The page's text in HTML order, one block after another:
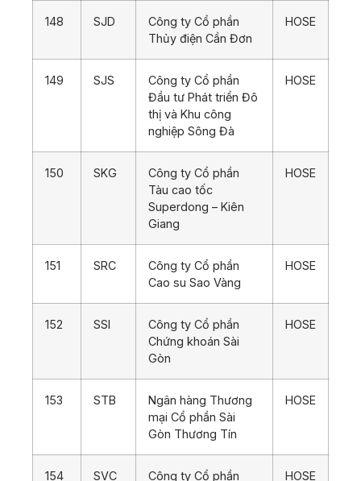
148 SJD
Công ty Cổ phần
Thủy điện Cần Đơn
HOSE
149 SJS
Công ty Cổ phần
Đầu tư Phát triển Đô
thị và Khu công
nghiệp Sông Đà
HOSE
150 SKG
Công ty Cổ phần
Tàu cao tốc
Superdong – Kiên
Giang
HOSE
151 SRC
Công ty Cổ phần
Cao su Sao Vàng
HOSE
152 SSI
Công ty Cổ phần
Chứng khoán Sài
Gòn
HOSE
153 STB
Ngân hàng Thương
mại Cổ phần Sài
Gòn Thương Tín
HOSE
154 SVC
Công ty Cổ phần
HOSE